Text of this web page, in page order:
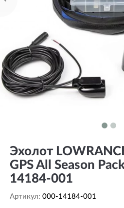
Эхолот
GPS All Season
14184-001
Артикул: 000-14184-001